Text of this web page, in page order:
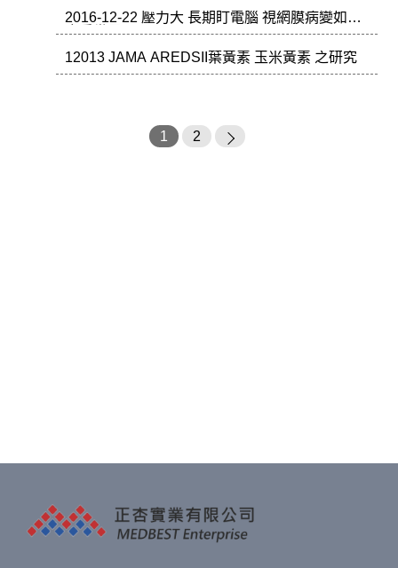
2016-12-22 壓力大 長期盯電腦 視網膜病變如水
底看世界
12013 JAMA AREDSII葉黃素 玉米黃素 之研究
1 2